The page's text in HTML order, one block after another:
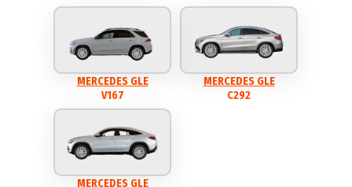
MERCEDES GLE
MERCEDES GLE
C292
MERCEDES GLE
V167